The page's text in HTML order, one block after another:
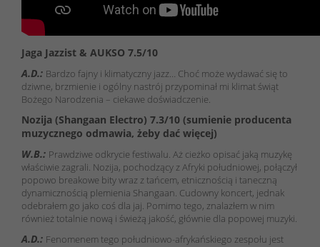
Jaga Jazzist & AUKSO 7.5/10
A.D.: Bardzo fajny i klimatyczny jazz… Choć może wydawać się to
dziwne, brzmienie i ogólny nastrój przypominał mi klimat świąt
Bożego Narodzenia – ciekawe doświadczenie.
Nozija (Shangaan Electro) 7.3/10 (sumienie producenta
muzycznego odmawia, żeby dać więcej)
W.B.: Prawdziwe odkrycie festiwalu. Aż cieżko opisać jaką muzykę
właściwie zagrali. Nozija, pochodzący z Afryki południowej, połączył
popowo breakowe bity wraz z tańcem, etnicznością i taneczną
dynamicznością plemienia Shangaan. Cudowny koncert, jednak
odebrałem go jako coś dla jaj. Pomimo tego, znalazłem w nim
również totalnie nową i świeżą jakość, głównie dla popowej muzyki.
A.D.: Fenomenem tego południowo-afrykańskiego zespołu jest